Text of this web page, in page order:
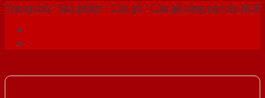
Trang chủ /Sản phẩm /Cửa gỗ /Cửa gỗ công nghiệp HDF